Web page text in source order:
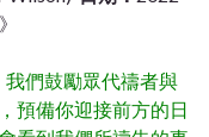
們鼓勵眾代禱者與
預備你迎接前方的日